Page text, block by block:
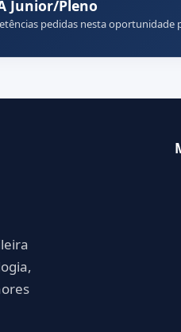
Junior/Pleno
pedidas nesta oportunidade